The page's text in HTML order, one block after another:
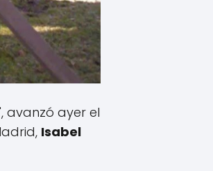
avanzó ayer el
Isabel